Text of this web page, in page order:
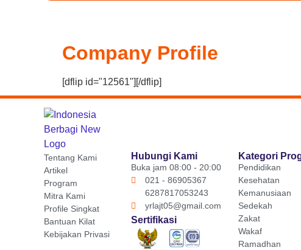
Company Profile
[dflip id="12561"][/dflip]
Tentang Kami
Artikel
Program
Mitra Kami
Profile Singkat
Bantuan Kilat
Kebijakan Privasi
Hubungi Kami
Buka jam 08:00 - 20:00
021 - 86905367
6287817053243
yrlajt05@gmail.com
Sertifikasi
Kategori
Pendidikan
Kesehatan
Kemanusiaan
Sedekah
Zakat
Wakaf
Ramadhan